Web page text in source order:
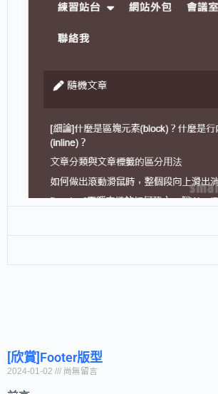
[欣賞]Footer版型
2024-01-02 尚無留言